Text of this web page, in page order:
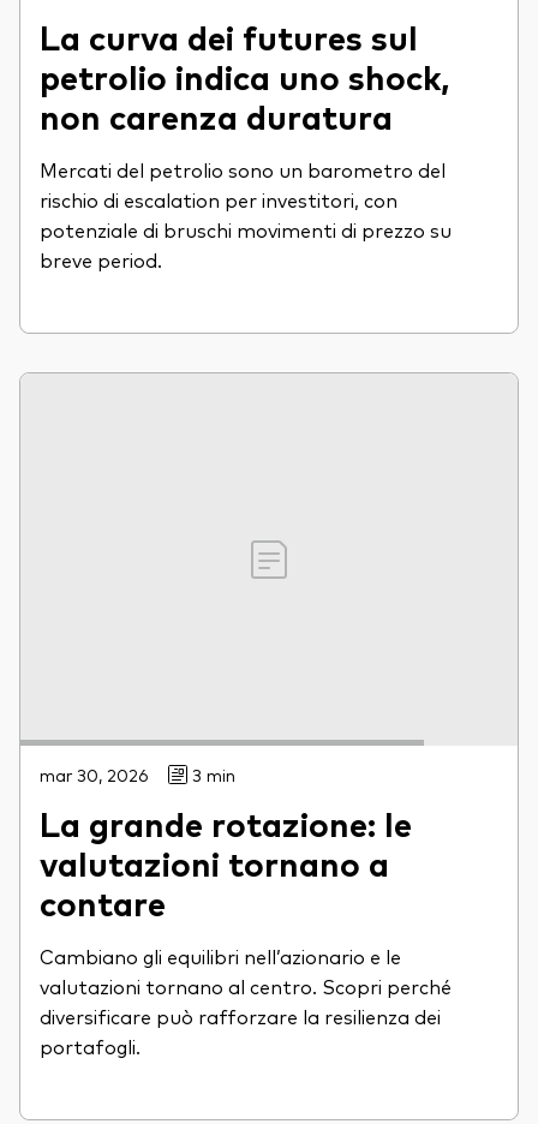
La curva dei futures sul
petrolio indica uno shock,
non carenza duratura
Mercati del petrolio sono un barometro del
rischio di escalation per investitori, con
potenziale di bruschi movimenti di prezzo su
breve period.
mar 30, 2026 3 min
La grande rotazione: le
valutazioni tornano a
contare
Cambiano gli equilibri nell’azionario e le
valutazioni tornano al centro. Scopri perché
diversificare può rafforzare la resilienza dei
portafogli.